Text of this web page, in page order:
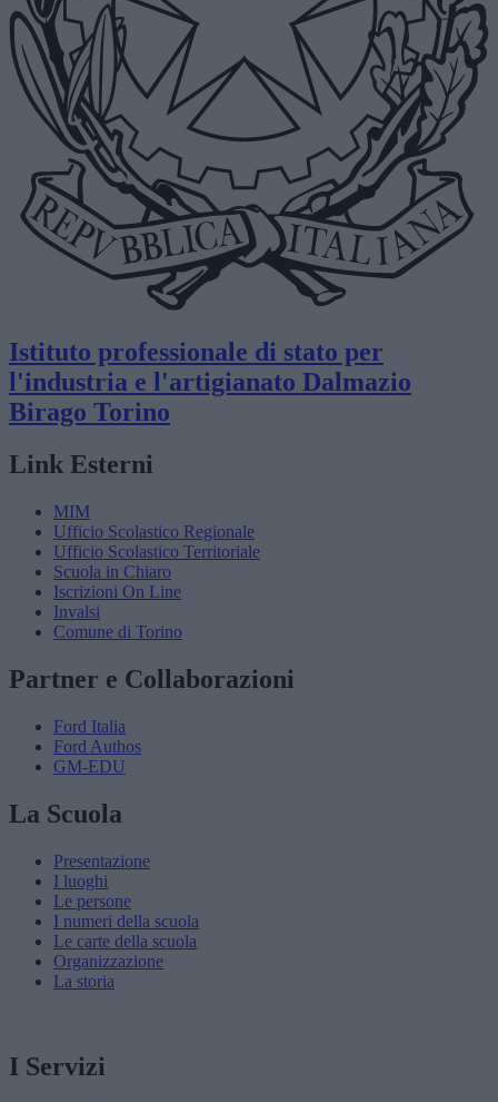
Istituto professionale di stato per
l'industria e l'artigianato Dalmazio
Birago Torino
Link Esterni
MIM
Ufficio Scolastico Regionale
Ufficio Scolastico Territoriale
Scuola in Chiaro
Iscrizioni On Line
Invalsi
Comune di Torino
Partner e Collaborazioni
Ford Italia
Ford Authos
GM-EDU
La Scuola
Presentazione
I luoghi
Le persone
I numeri della scuola
Le carte della scuola
Organizzazione
La storia
I Servizi